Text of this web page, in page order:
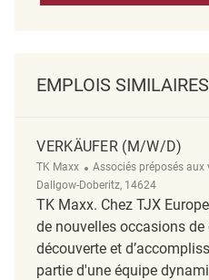
EMPLOIS SIMILAIRES
VERKÄUFER (M/W/D)
TK Maxx Catégorie
Associés préposés aux
Dallgow-Doberitz, 14624
TK Maxx. Chez TJX
de nouvelles occasions de
découverte et
partie d'une équipe